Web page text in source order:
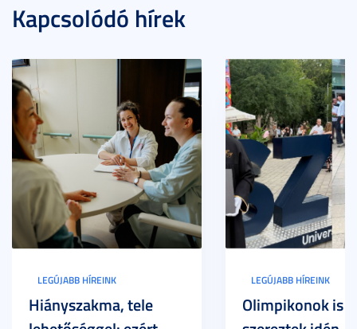
Kapcsolódó hírek
LEGÚJABB HÍREINK
Hiányszakma, tele
LEGÚJABB HÍREINK
Olimpikonok is